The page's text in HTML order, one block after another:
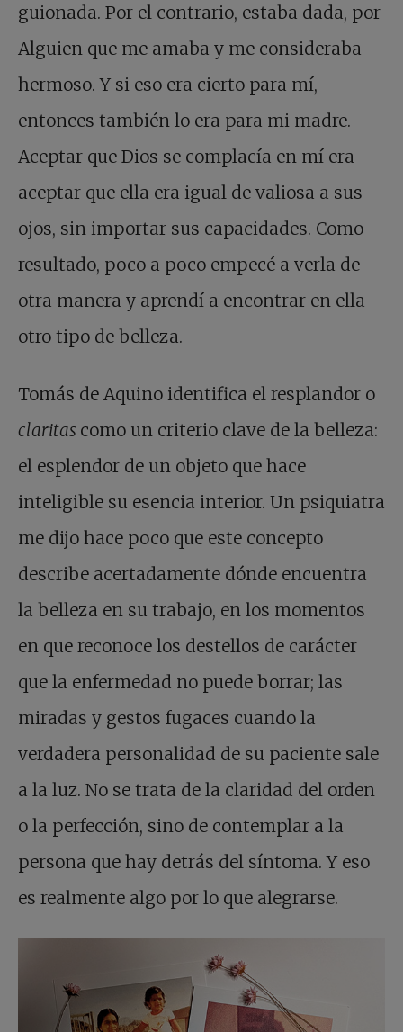
guionada. Por el contrario, estaba dada, por
Alguien que me amaba y me consideraba
hermoso. Y si eso era cierto para mí,
entonces también lo era para mi madre.
Aceptar que Dios se complacía en mí era
aceptar que ella era igual de valiosa a sus
ojos, sin importar sus capacidades. Como
resultado, poco a poco empecé a verla de
otra manera y aprendí a encontrar en ella
otro tipo de belleza.
Tomás de Aquino identifica el resplandor o
claritas como un criterio clave de la belleza:
el esplendor de un objeto que hace
inteligible su esencia interior. Un psiquiatra
me dijo hace poco que este concepto
describe acertadamente dónde encuentra
la belleza en su trabajo, en los momentos
en que reconoce los destellos de carácter
que la enfermedad no puede borrar; las
miradas y gestos fugaces cuando la
verdadera personalidad de su paciente sale
a la luz. No se trata de la claridad del orden
o la perfección, sino de contemplar a la
persona que hay detrás del síntoma. Y eso
es realmente algo por lo que alegrarse.